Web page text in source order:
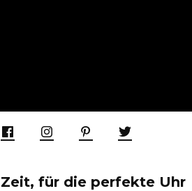
Zeit, für die perfekte Uhr